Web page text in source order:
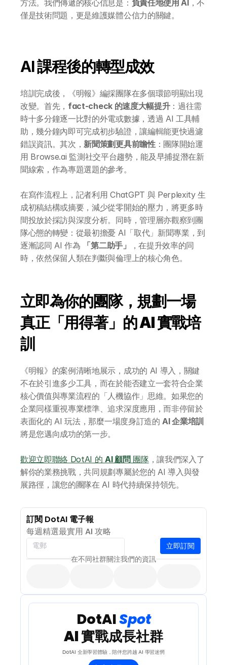
方法。我們傳遞的核心信息是： 負責任地使用 AI ，不
僅是技術問題，更是維護媒體公信力的關鍵。
AI 課程後的轉型成效
培訓完成後，《明報》編採團隊在多個環節明顯出現
改變。首先， fact-check 的速度大幅提升：過往需
時十多分鐘逐一比對的外電或數據，透過 AI 工具輔
助，幾分鐘內即可完成初步驗證，讓編輯能更快過濾
錯誤資訊。其次，新聞策劃更具前瞻性：團隊開始運
用 Browse.ai 監測社交平台趨勢，能及早捕捉潛在新
聞線索，作為專題選題的參考。
在寫作流程上，記者利用 ChatGPT 與 Perplexity 生
成初稿結構或摘要，減少從零開始的壓力，將更多時
間投放於採訪與深度分析。同時，管理層亦觀察到團
隊心態的轉變：從最初擔憂 AI「取代」新聞專業，到
逐漸認同 AI 作為
「第二助手」
，在提升效率的同
時，依然保留人類在判斷與倫理上的核心角色。
立即為你的團隊，規劃一場
真正「用得著」的 AI 實戰培
訓
《明報》的案例清晰地展示，成功的 AI 導入，關鍵
不在於引進多少工具，而在於能否建立一套符合企業
核心價值與專業流程的「人機協作」思維。如果您的
企業同樣重視專業標準、追求深度應用，而非停留於
表面化的 AI 玩法，那麼一場度身訂造的 AI 企業培訓
將是您邁向成功的第一步。
歡迎立即聯絡 DotAI 的 AI 顧問 團隊，讓我們深入了
解你的業務挑戰，共同規劃專屬於您的 AI 導入與發
展路徑，讓您的團隊在 AI 時代持續保持領先。
訂閱 DotAI 電子報
每週精選最實用 AI 攻略
電郵 立即訂閱
在不同社群關注我們的資訊
DotAI Spot
AI 實戰成長社群
DotAI 全新學習體驗，陪伴您跨越 AI 學習迷惘
關於 DotAI
AI 課程
所有課程
全系列 30 小時
AI-in-One 全年 AI 學習通行證
全系列 29 小時
AI Builder 實戰訓練營
DotAI 課程時間表
AI 攻略及資訊
AI 企業培訓
學校 AI 培訓
一年任學 AI 課程計劃
網上 AI 學習平台
AI 應用服務
AI 創意廣告服務
聯絡我們